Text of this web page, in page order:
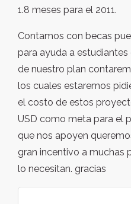
1.8 meses para el 2011.
Contamos con becas
para ayuda a
de nuestro plan
los cuales estaremos
el costo de estos
USD como meta para el
que nos apoyen
gran incentivo a muchas
lo necesitan. gracias